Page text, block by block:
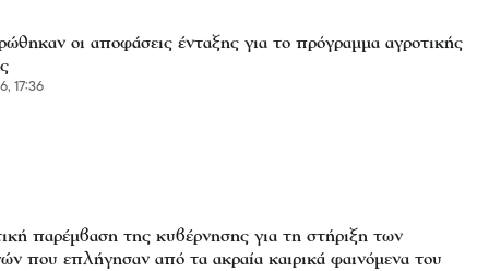
οι αποφάσεις ένταξης για το πρόγραμμα αγροτικής
17:36
παρέμβαση της κυβέρνησης για τη στήριξη των
που επλήγησαν από τα ακραία καιρικά φαινόμενα του